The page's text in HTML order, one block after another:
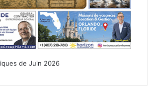
de Juin 2026